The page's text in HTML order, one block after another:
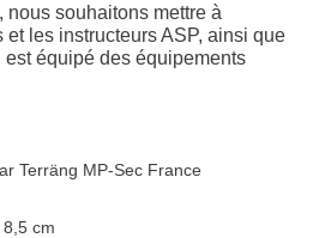
souhaitons mettre à
et les instructeurs ASP, ainsi que
est équipé des équipements
Terräng MP-Sec France
cm